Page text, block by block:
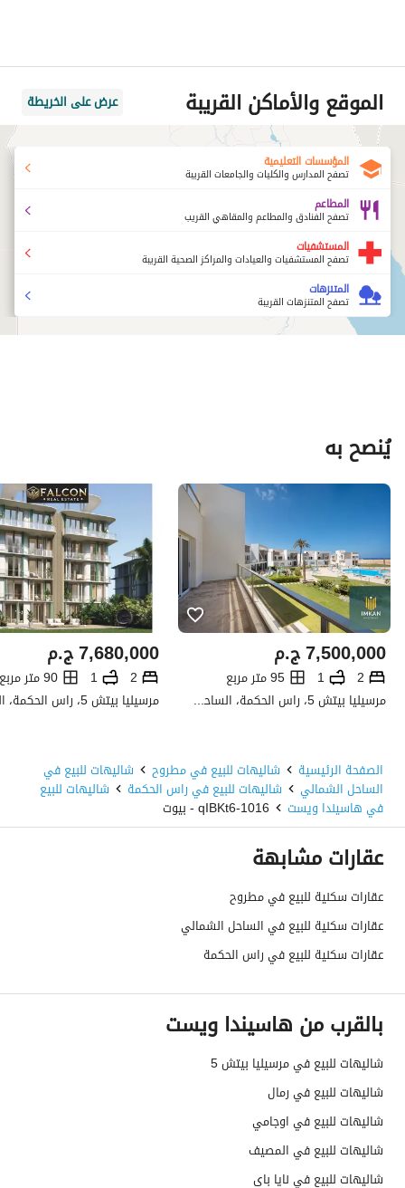
الموقع والأماكن القريبة عرض على الخريطة
المؤسسات التعليمية
تصفح المدارس والكليات والجامعات القريبة
المطاعم
تصفح الفنادق والمطاعم والمقاهي القريب
المستشفيات
تصفح المستشفيات والعيادات والمراكز الصحية القريبة
المتنزهات
تصفح المتنزهات القريبة
يُنصح به
ج.م7,500,000
2
1
95 متر مربع
مرسيليا بيتش 5، راس الحكمة، الساحل الشمالي، مطروح
ج.م7,680,000
2
1 90 متر مربع
الصفحة الرئيسية شاليهات للبيع في مطروح شاليهات للبيع في
الساحل الشمالي شاليهات للبيع في راس الحكمة شاليهات للبيع
في هاسيندا ويست 1016-qIBKt6 - بيوت
عقارات مشابهة
عقارات سكنية للبيع في مطروح
عقارات سكنية للبيع في الساحل الشمالي
عقارات سكنية للبيع في راس الحكمة
بالقرب من هاسيندا ويست
شاليهات للبيع في مرسيليا بيتش 5
شاليهات للبيع في رمال
شاليهات للبيع في اوجامي
شاليهات للبيع في المصيف
شاليهات للبيع في نايا باى